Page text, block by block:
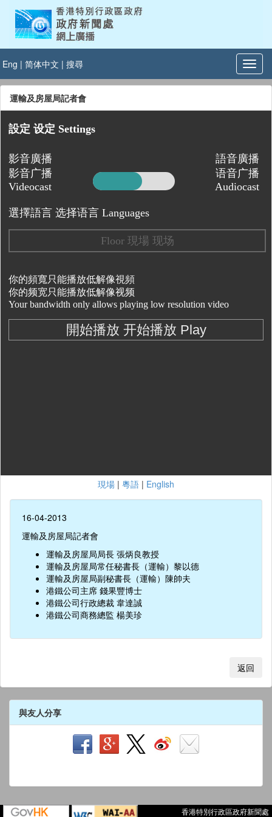
Eng | 简体中文 | 搜尋
運輸及房屋局記者會
現場 | 粵語 | English
16-04-2013
運輸及房屋局記者會
運輸及房屋局局長 張炳良教授
運輸及房屋局常任秘書長（運輸）黎以德
運輸及房屋局副秘書長（運輸）陳帥夫
港鐵公司主席 錢果豐博士
港鐵公司行政總裁 韋達誠
港鐵公司商務總監 楊美珍
返回
與友人分享
香港特別行政區政府新聞處